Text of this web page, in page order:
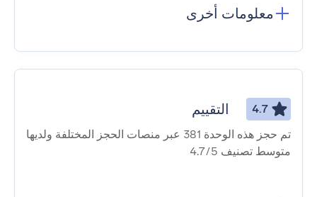
معلومات أخرى
4.7 التقييم
تم حجز هذه الوحدة 381 عبر منصات الحجز المختلفة ولديها
متوسط ​​تصنيف 4.7/5